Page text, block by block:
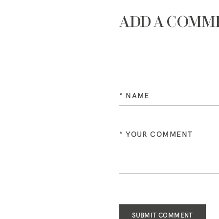
ADD A
SUBMIT COMMENT